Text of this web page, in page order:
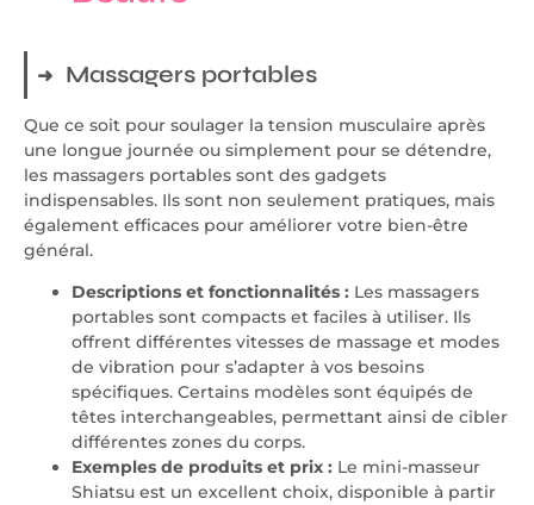
Massagers portables
Que ce soit pour soulager la tension musculaire après
une longue journée ou simplement pour se détendre,
les massagers portables sont des gadgets
indispensables. Ils sont non seulement pratiques, mais
également efficaces pour améliorer votre bien-être
général.
Descriptions et fonctionnalités : Les massagers
portables sont compacts et faciles à utiliser. Ils
offrent différentes vitesses de massage et modes
de vibration pour s’adapter à vos besoins
spécifiques. Certains modèles sont équipés de
têtes interchangeables, permettant ainsi de cibler
différentes zones du corps.
Exemples de produits et prix : Le mini-masseur
Shiatsu est un excellent choix, disponible à partir